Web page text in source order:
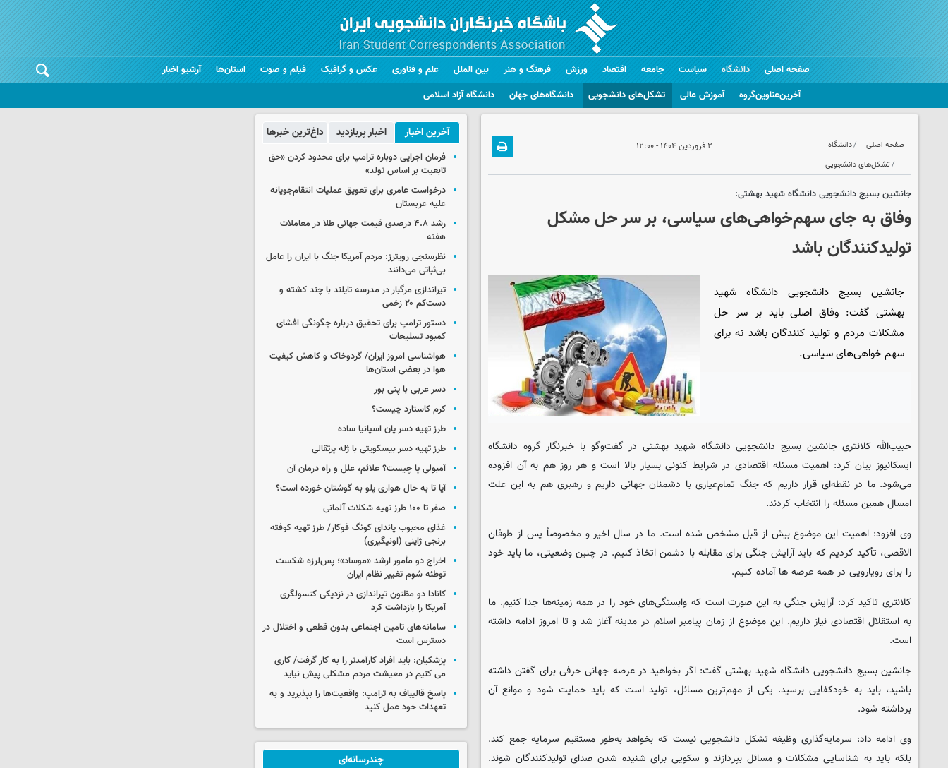
صفحه اصلی
دانشگاه
آخرین‌عناوین‌گروه
آموزش عالی تشکل‌های دانشجویی دانشگاه‌های جهان دانشگاه آزاد اسلامی
سیاست جامعه اقتصاد ورزش فرهنگ و هنر بین الملل علم و فناوری عکس و گرافیک فیلم و صوت استان‌ها آرشیو اخبار
صفحه اصلی
دانشگاه
تشکل‌های دانشجویی
۲ فروردین ۱۴۰۴ - ۱۲:۰۰
جانشین بسیج دانشجویی دانشگاه شهید بهشتی:
وفاق به جای سهم‌خواهی‌های سیاسی، بر سر حل مشکل
تولیدکنندگان باشد
جانشین بسیج دانشجویی دانشگاه شهید
بهشتی گفت: وفاق اصلی باید بر سر حل
مشکلات مردم و تولید کنندگان باشد نه برای
سهم خواهی‌های سیاسی.
حبیب‌الله کلانتری جانشین بسیج دانشجویی دانشگاه شهید بهشتی در گفت‌وگو با خبرنگار گروه دانشگاه
ایسکانیوز بیان کرد: اهمیت مسئله اقتصادی در شرایط کنونی بسیار بالا است و هر روز هم به آن افزوده
می‌شود. ما در نقطه‌ای قرار داریم که جنگ تمام‌عیاری با دشمنان جهانی داریم و رهبری هم به این علت
امسال همین مسئله را انتخاب کردند.
وی افزود: اهمیت این موضوع بیش از قبل مشخص شده است. ما در سال اخیر و مخصوصاً پس از طوفان
الاقصی، تأکید کردیم که باید آرایش جنگی برای مقابله با دشمن اتخاذ کنیم. در چنین وضعیتی، ما باید خود
را برای رویارویی در همه عرصه ها آماده کنیم.
کلانتری تاکید کرد: آرایش جنگی به این صورت است که وابستگی‌های خود را در همه زمینه‌ها جدا کنیم. ما
به استقلال اقتصادی نیاز داریم. این موضوع از زمان پیامبر اسلام در مدینه آغاز شد و تا امروز ادامه داشته
است.
جانشین بسیج دانشجویی دانشگاه شهید بهشتی گفت: اگر بخواهید در عرصه جهانی حرفی برای گفتن داشته
باشید، باید به خودکفایی برسید. یکی از مهم‌ترین مسائل، تولید است که باید حمایت شود و موانع آن
برداشته شود.
وی ادامه داد: سرمایه‌گذاری وظیفه تشکل دانشجویی نیست که بخواهد به‌طور مستقیم سرمایه جمع کند.
بلکه باید به شناسایی مشکلات و مسائل بپردازند و سکویی برای شنیده شدن صدای تولیدکنندگان شوند.
آخرین اخبار اخبار پربازدید داغ‌ترین خبرها
فرمان اجرایی دوباره ترامپ برای محدود کردن «حق
تابعیت بر اساس تولد»
درخواست عامری برای تعویق عملیات انتقام‌جویانه
علیه عربستان
رشد ۴.۸ درصدی قیمت جهانی طلا در معاملات
هفته
نظرسنجی رویترز: مردم آمریکا جنگ با ایران را عامل
بی‌ثباتی می‌دانند
تیراندازی مرگبار در مدرسه‌ تایلند با چند کشته و
دست‌کم ۲۰ زخمی
دستور ترامپ برای تحقیق درباره چگونگی افشای
کمبود تسلیحات
هواشناسی امروز ایران/ گردوخاک و کاهش کیفیت
هوا در بعضی استان‌ها
دسر عربی با پتی بور
کرم کاستارد چیست؟
طرز تهیه دسر پان اسپانیا ساده
طرز تهیه دسر بیسکویتی با ژله پرتقالی
آمبولی پا چیست؟ علائم، علل و راه درمان آن
آیا تا به حال هواری پلو به گوشتان خورده است؟
صفر تا ۱۰۰ طرز تهیه شکلات آلمانی
غذای محبوب پاندای کونگ فوکار/ طرز تهیه کوفته
برنجی ژاپنی (اونیگیری)
اخراج دو مأمور ارشد «موساد»؛ پس‌لرزه شکست
توطئه شوم تغییر نظام ایران
کانادا دو مظنون تیراندازی در نزدیکی کنسولگری
آمریکا را بازداشت کرد
سامانه‌های تامین اجتماعی بدون قطعی و اختلال در
دسترس است
پزشکیان: باید افراد کارآمدتر را به کار گرفت/ کاری
می کنیم در معیشت مردم مشکلی پیش نیاید
پاسخ قالیباف به ترامپ: واقعیت‌ها را بپذیرید و به
تعهدات خود عمل کنید
چندرسانه‌ای